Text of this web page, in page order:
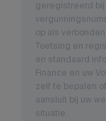
geregistreerd bij
op als
Toetsing en
en standaard
Finance en uw
zelf te bepalen
aansluit bij uw
situatie.